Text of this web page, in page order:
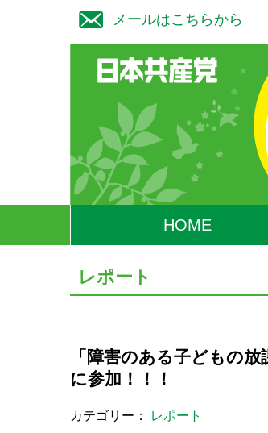
メールはこちらから
HOME
レポート
「障害のある子どもの
に参加！！！
カテゴリー： レポート